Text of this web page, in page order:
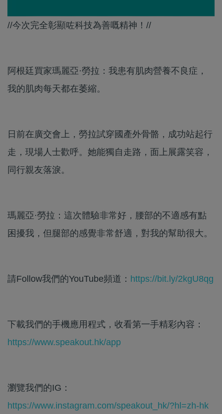
//今次完全彰顯咗科技為善嘅精神！//
阿根廷買家瑪麗亞·勞拉：我患有肌肉營養不良症，
我的肌肉每天都在萎縮。
日前在廣交會上，勞拉試穿國產外骨骼，成功站起行
走，現場人士歡呼。她能獨自走路，面上展露笑容，
同行親友落淚。
瑪麗亞·勞拉：這次體驗非常好，腰部的不適感有點
困擾我，但腿部的感覺​非常舒適，​對我的幫助很大。
請Follow我們的YouTube頻道： https://bit.ly/2kgU8qg
下載我們的手機應用程式，收看第一手精彩內容：
https://www.speakout.hk/app
瀏覽我們的IG：
https://www.instagram.com/speakout_hk/?hl=zh-hk